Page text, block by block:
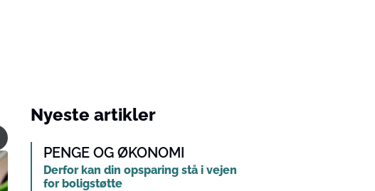
Nyeste artikler
PENGE OG ØKONOMI
Derfor kan din opsparing stå i vejen
for boligstøtte